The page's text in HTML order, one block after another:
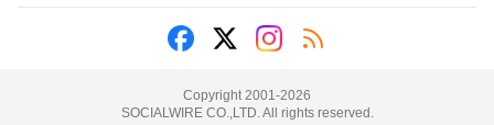
Copyright 2001-2026
SOCIALWIRE CO.,LTD. All rights reserved.